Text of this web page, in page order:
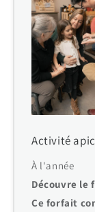
Activité
À l'année
Découvre le
Ce forfait